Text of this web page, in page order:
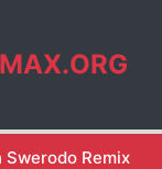
Remix